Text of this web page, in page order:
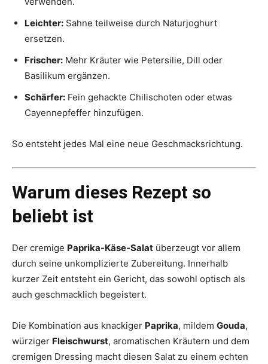
Leichter: Sahne teilweise durch Naturjoghurt
ersetzen.
Frischer: Mehr Kräuter wie Petersilie, Dill oder
Basilikum ergänzen.
Schärfer: Fein gehackte Chilischoten oder etwas
Cayennepfeffer hinzufügen.
So entsteht jedes Mal eine neue Geschmacksrichtung.
Warum dieses Rezept so
beliebt ist
Der cremige Paprika-Käse-Salat überzeugt vor allem
durch seine unkomplizierte Zubereitung. Innerhalb
kurzer Zeit entsteht ein Gericht, das sowohl optisch als
auch geschmacklich begeistert.
Die Kombination aus knackiger Paprika, mildem Gouda,
würziger Fleischwurst, aromatischen Kräutern und dem
cremigen Dressing macht diesen Salat zu einem echten